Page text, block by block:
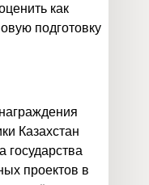
как
подготовку
Казахстан
государства
проектов в